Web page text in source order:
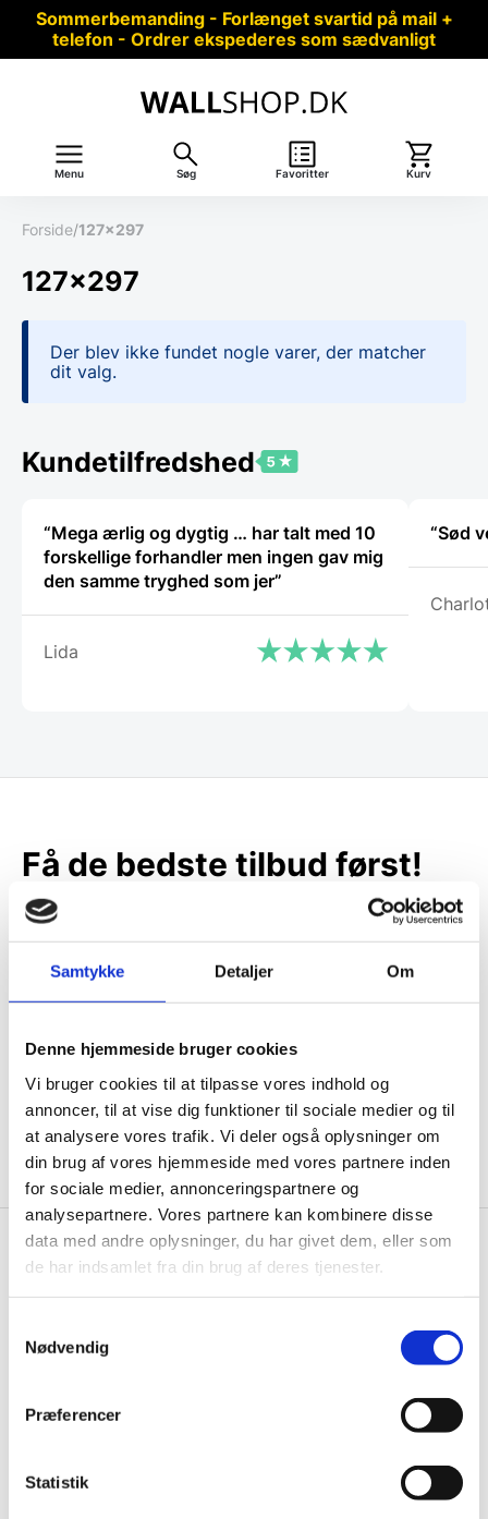
Samtykke Detaljer Om
Denne hjemmeside bruger cookies
Vi bruger cookies til at tilpasse vores indhold og
annoncer, til at vise dig funktioner til sociale medier og til
at analysere vores trafik. Vi deler også oplysninger om
din brug af vores hjemmeside med vores partnere inden
for sociale medier, annonceringspartnere og
analysepartnere. Vores partnere kan kombinere disse
data med andre oplysninger, du har givet dem, eller som
de har indsamlet fra din brug af deres tjenester.
Nødvendig
Præferencer
Statistik
Sommerbemanding - Forlænget svartid på mail +
telefon - Ordrer ekspederes som sædvanligt
Menu Søg Favoritter Kurv
Forside/127x297
127x297
Der blev ikke fundet nogle varer, der matcher
dit valg.
Kundetilfredshed
“Mega ærlig og dygtig … har talt med 10
forskellige forhandler men ingen gav mig
den samme tryghed som jer”
Lida
“Sød
Få de bedste tilbud først!
Husk at tilmelde dig vores nyhedsbrev og vær først
til de bedste tilbud. Og bare rolig, vi spammer dig
ikke, men sender kun relevante tilbud og
informationer til dig.
Ja tak, tilmeld mig
Wallshop.dk
Gastrobutikken ApS
7430 Ikast
Telefon træffetid: